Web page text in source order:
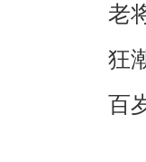
老
狂
百